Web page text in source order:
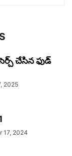
చేసిన ఫుడ్
2025
17, 2024